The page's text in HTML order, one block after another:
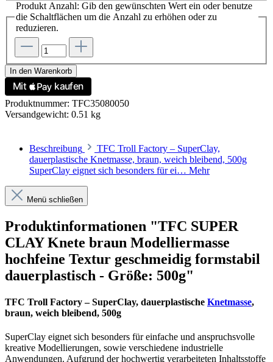
Produkt Anzahl: Gib den gewünschten Wert ein oder benutze
die Schaltflächen um die Anzahl zu erhöhen oder zu
reduzieren.
In den Warenkorb
Produktnummer: TFC35080050
Versandgewicht: 0.51 kg
Beschreibung
TFC Troll Factory – SuperClay,
dauerplastische Knetmasse, braun, weich bleibend, 500g
SuperClay eignet sich besonders für ei… Mehr
Menü schließen
Produktinformationen "TFC SUPER
CLAY Knete braun Modelliermasse
hochfeine Textur geschmeidig formstabil
dauerplastisch - Größe: 500g"
TFC Troll Factory – SuperClay, dauerplastische Knetmasse,
braun, weich bleibend, 500g
SuperClay eignet sich besonders für einfache und anspruchsvolle
kreative Modellierungen, sowie verschiedene industrielle
Anwendungen. Aufgrund der hochwertig verarbeiteten Inhaltsstoffe